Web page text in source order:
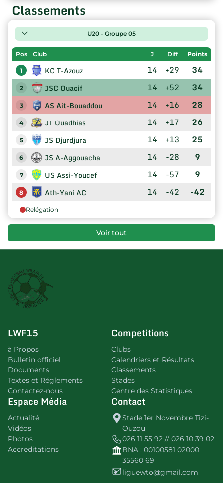
Classements
U20 - Groupe 05
Pos Club J Diff Points
1 KC T-Azouz 14 +29 34
2 JSC Ouacif 14 +52 34
3 AS Ait-Bouaddou 14 +16 28
4 JT Ouadhias 14 +17 26
5 JS Djurdjura 14 +13 25
6 JS A-Aggouacha 14 -28 9
7 US Assi-Youcef 14 -57 9
8 Ath-Yani AC 14 -42 -42
Relégation
Voir tout
LWF15
à Propos
Bulletin officiel
Documents
Textes et Réglements
Contactez-nous
Competitions
Clubs
Calendriers et Résultats
Classements
Stades
Centre des Statistiques
Espace Média
Actualité
Vidéos
Photos
Accreditations
Contact
Stade 1er Novembre Tizi-
Ouzou
026 11 55 92 // 026 10 39 02
BNA : 00100581 02000
35560 69
liguewto@gmail.com